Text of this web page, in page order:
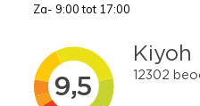
Za- 9:00 tot 17:00